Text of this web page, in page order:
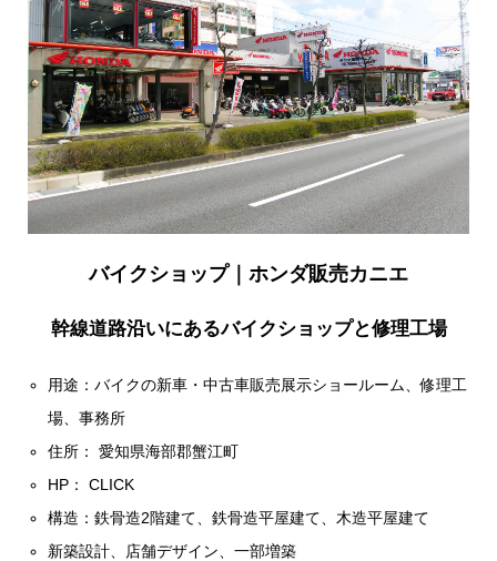
バイクショップ｜ホンダ販売カニエ
幹線道路沿いにあるバイクショップと修理工場
用途：バイクの新車・中古車販売展示ショールーム、修理工
場、事務所
住所： 愛知県海部郡蟹江町
HP：CLICK
構造：鉄骨造2階建て、鉄骨造平屋建て、木造平屋建て
新築設計、店舗デザイン、一部増築